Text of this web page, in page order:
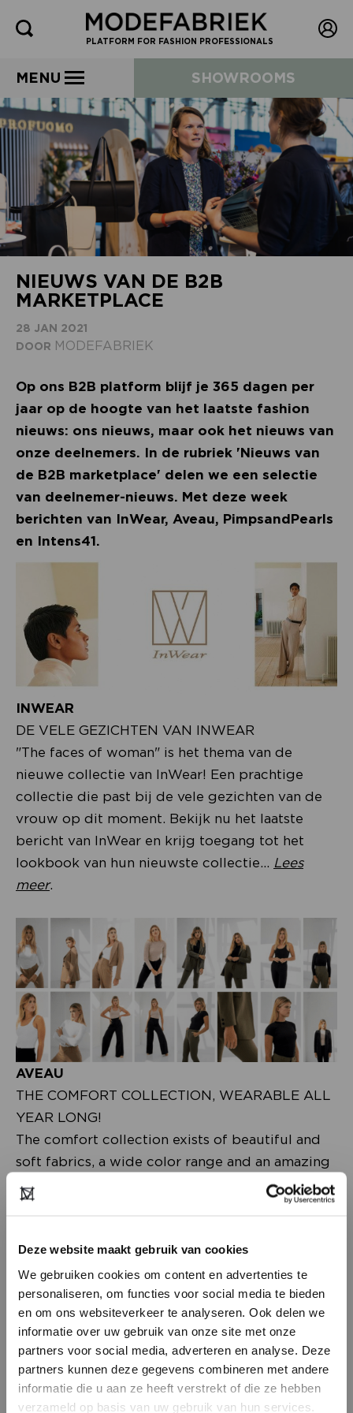
Deze website maakt gebruik van cookies
We gebruiken cookies om content en advertenties te
personaliseren, om functies voor social media te bieden
en om ons websiteverkeer te analyseren. Ook delen we
informatie over uw gebruik van onze site met onze
partners voor social media, adverteren en analyse. Deze
partners kunnen deze gegevens combineren met andere
informatie die u aan ze heeft verstrekt of die ze hebben
verzameld op basis van uw gebruik van hun services.
PLATFORM FOR FASHION PROFESSIONALS
MENU SHOWROOMS
HEB JE NOG GEEN
ACCOUNT?
NIEUWS VAN DE B2B
MARKETPLACE
28 JAN 2021
DOOR MODEFABRIEK
Op ons B2B platform blijf je 365 dagen per
jaar op de hoogte van het laatste fashion
nieuws: ons nieuws, maar ook het nieuws van
onze deelnemers. In de rubriek 'Nieuws van
de B2B marketplace' delen we een selectie
van deelnemer-nieuws. Met deze week
berichten van InWear, Aveau, PimpsandPearls
en Intens41.
INWEAR
DE VELE GEZICHTEN VAN INWEAR
"The faces of woman" is het thema van de
nieuwe collectie van InWear! Een prachtige
collectie die past bij de vele gezichten van de
vrouw op dit moment. Bekijk nu het laatste
bericht van InWear en krijg toegang tot het
lookbook van hun nieuwste collectie... Lees
meer.
AVEAU
THE COMFORT COLLECTION, WEARABLE ALL
YEAR LONG!
The comfort collection exists of beautiful and
soft fabrics, a wide color range and an amazing
shape designed for each body. The comfort
collection really emphasizes the female work
related designs and business couture what
includes blazers, pants and basic tops. Taking
the designs to the next level by creating...Lees
meer.